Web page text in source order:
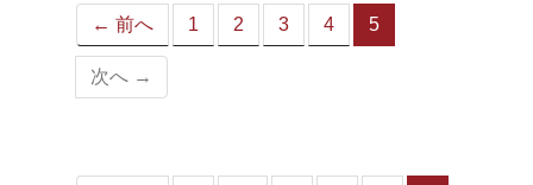
← 前へ 1 2 3 4 5
次へ →